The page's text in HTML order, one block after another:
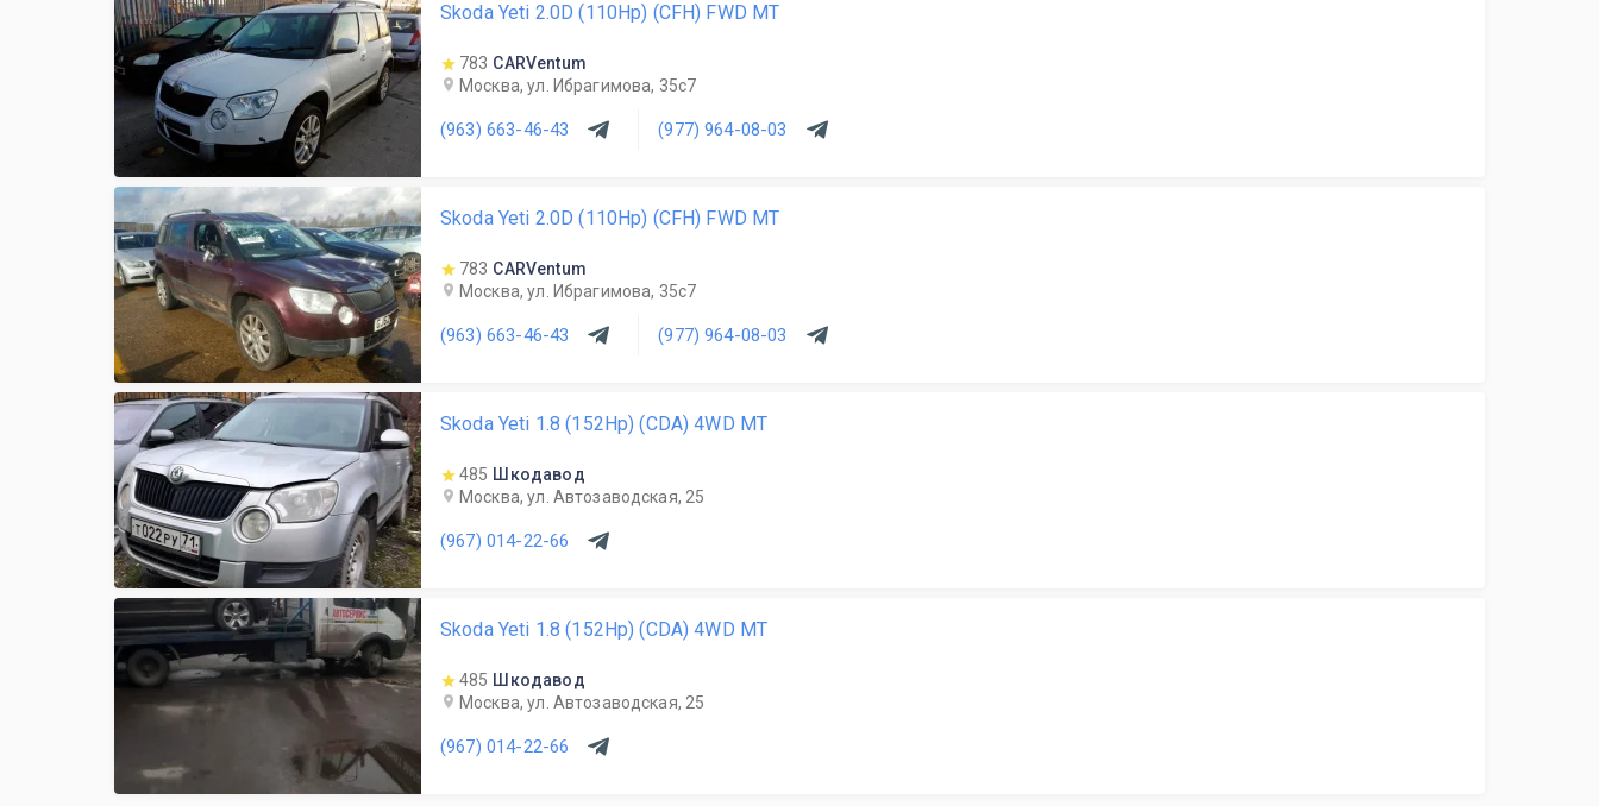
Skoda Yeti 2.0D (110Hp) (CFH) FWD MT
783 CARVentum
Москва, ул. Ибрагимова, 35с7
(963) 663-46-43 (977) 964-08-03
Skoda Yeti 2.0D (110Hp) (CFH) FWD MT
783 CARVentum
Москва, ул. Ибрагимова, 35с7
(963) 663-46-43 (977) 964-08-03
Skoda Yeti 1.8 (152Hp) (CDA) 4WD MT
485 Шкодавод
Москва, ул. Автозаводская, 25
(967) 014-22-66
Skoda Yeti 1.8 (152Hp) (CDA) 4WD MT
485 Шкодавод
Москва, ул. Автозаводская, 25
(967) 014-22-66